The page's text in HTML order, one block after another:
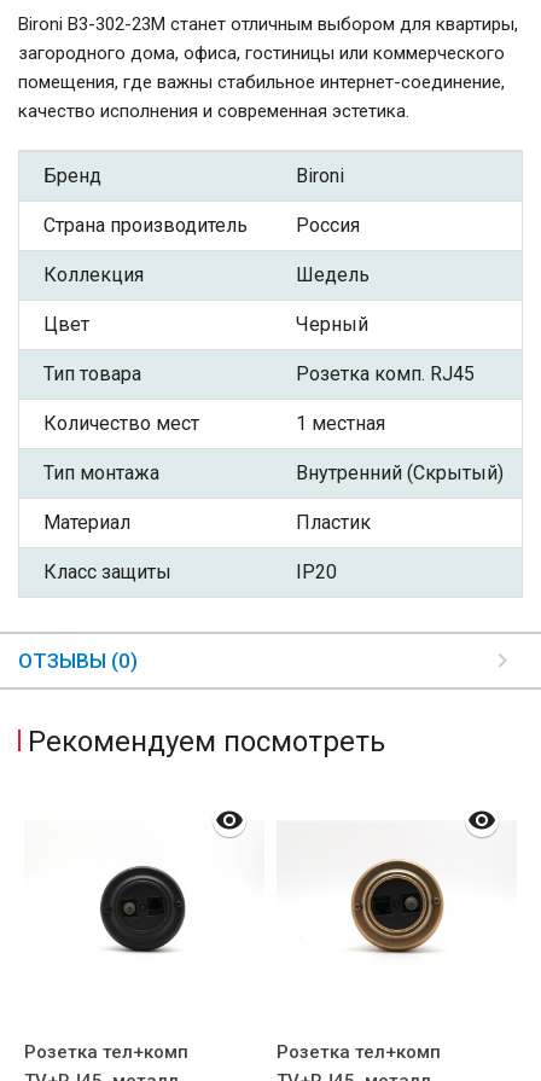
Bironi B3-302-23M станет отличным выбором для квартиры,
загородного дома, офиса, гостиницы или коммерческого
помещения, где важны стабильное интернет-соединение,
качество исполнения и современная эстетика.
Бренд Bironi
Страна производитель Россия
Коллекция Шедель
Цвет Черный
Тип товара Розетка комп. RJ45
Количество мест 1 местная
Тип монтажа Внутренний (Скрытый)
Материал Пластик
Класс защиты IP20
ОТЗЫВЫ (0)
Рекомендуем посмотреть
Розетка тел+комп
Розетка тел+комп